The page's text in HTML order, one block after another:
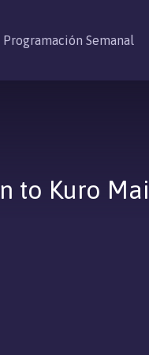
Programación Semanal
to Kuro